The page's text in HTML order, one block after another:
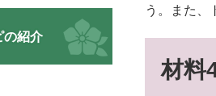
う。また、
材料
の紹介